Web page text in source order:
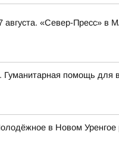
«Север-Пресс» в
помощь для
в Новом Уренгое